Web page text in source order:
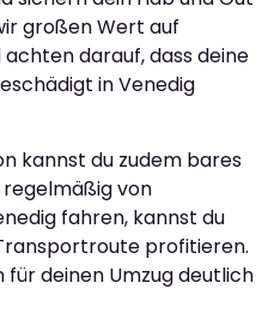
großen Wert auf
darauf, dass deine
in Venedig
kannst du zudem bares
von
fahren, kannst du
profitieren.
deinen Umzug deutlich